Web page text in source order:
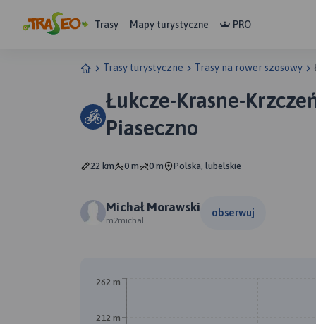
Trasy Mapy turystyczne PRO
Trasy turystyczne Trasy na rower szosowy
Łukcze-Krasne-
Piaseczno
22 km 0 m 0 m Polska, lubelskie
Michał Morawski
m2michal
obserwuj
212 m
262 m